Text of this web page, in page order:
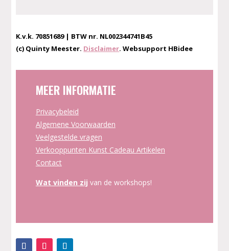
K.v.k. 70851689 | BTW nr. NL002344741B45
(c) Quinty Meester. Disclaimer. Websupport HBidee
MEER INFORMATIE
Privacybeleid
Algemene Voorwaarden
Veelgestelde vragen
Verkooppunten Kunst Cadeau Artikelen
Contact
Wat vinden zij van de workshops!